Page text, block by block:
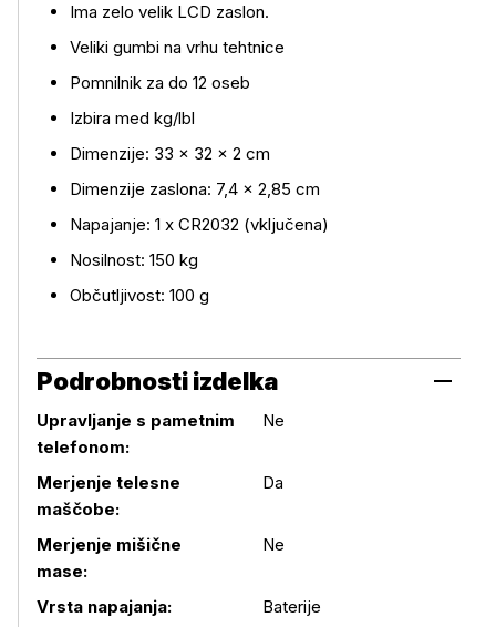
Ima zelo velik LCD zaslon.
Veliki gumbi na vrhu tehtnice
Pomnilnik za do 12 oseb
Izbira med kg/lbl
Dimenzije: 33 × 32 × 2 cm
Dimenzije zaslona: 7,4 × 2,85 cm
Napajanje: 1 x CR2032 (vključena)
Nosilnost: 150 kg
Občutljivost: 100 g
Podrobnosti izdelka
Upravljanje s pametnim
telefonom:
Ne
Merjenje telesne
maščobe:
Da
Merjenje mišične
mase:
Ne
Vrsta napajanja: Baterije